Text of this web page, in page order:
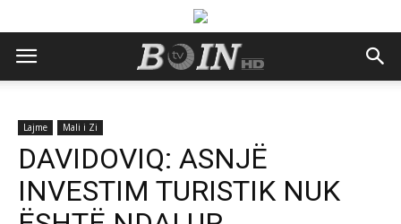
Lajme Mali i Zi
DAVIDOVIQ: ASNJË
INVESTIM TURISTIK NUK